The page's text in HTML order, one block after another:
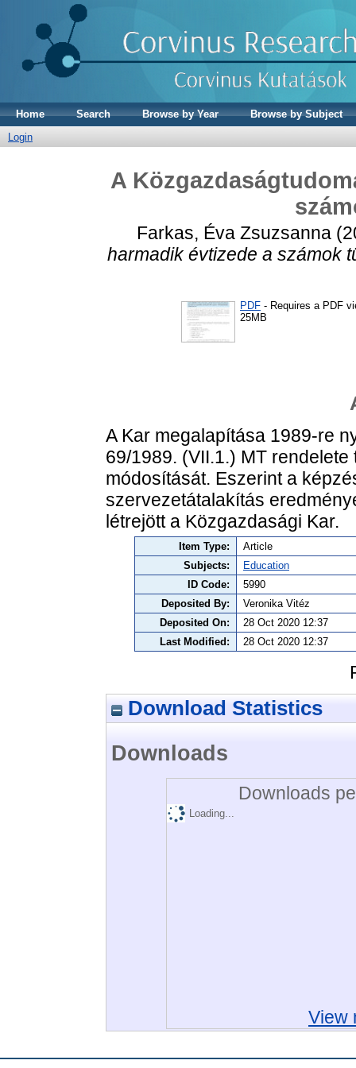
Home Search Browse by Year
Browse by Subject
Login
A
Farkas, Éva Zsuzsanna
harmadik évtizede a számok
PDF - Requires a PDF
25MB
A Kar megalapítása 1989-re
69/1989. (VII.1.) MT
módosítását. Eszerint a
szervezetátalakítás
létrejött a Közgazdasági Kar.
Item Type:
Article
Subjects:
Education
ID Code:
5990
Deposited By:
Veronika Vitéz
Deposited On:
28 Oct 2020 12:37
Last Modified:
28 Oct 2020 12:37
Download Statistics
Downloads
Downloads
Loading...
View